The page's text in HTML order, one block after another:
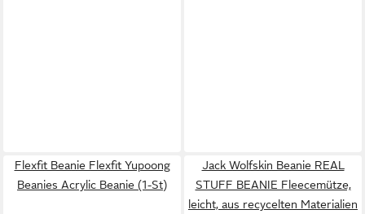
Flexfit Beanie Flexfit Yupoong
Beanies Acrylic Beanie (1-St)
Jack Wolfskin Beanie REAL
STUFF BEANIE Fleecemütze,
leicht, aus recycelten Materialien